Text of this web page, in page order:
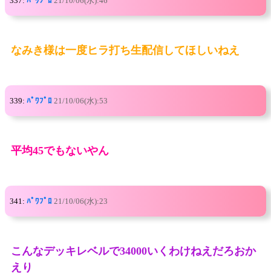
なみき様は一度ヒラ打ち生配信してほしいねえ
339: ﾊﾟﾜﾌﾟﾛ 21/10/06(水):53
平均45でもないやん
341: ﾊﾟﾜﾌﾟﾛ 21/10/06(水):23
こんなデッキレベルで34000いくわけねえだろおか
えり